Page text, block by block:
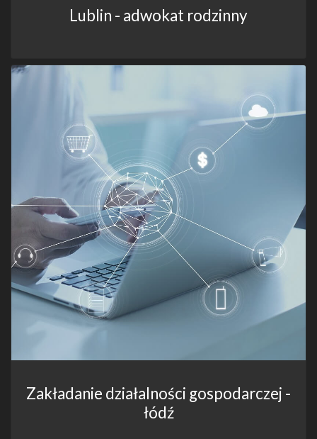
Lublin - adwokat rodzinny
Zakładanie działalności gospodarczej -
łódź